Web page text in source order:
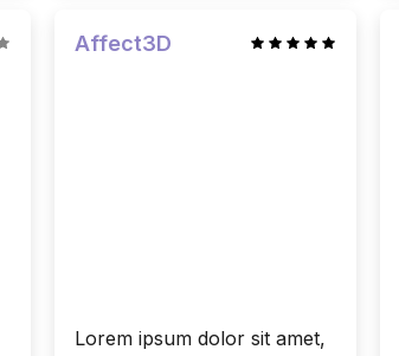
Affect3D
Lorem ipsum dolor sit amet,